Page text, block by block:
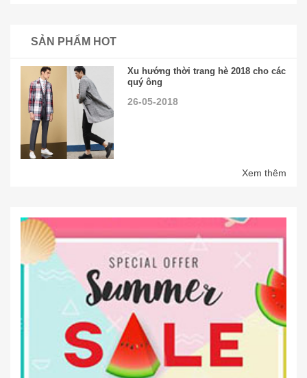
SẢN PHẨM HOT
Xu hướng thời trang hè 2018 cho các
quý ông
26-05-2018
Xem thêm